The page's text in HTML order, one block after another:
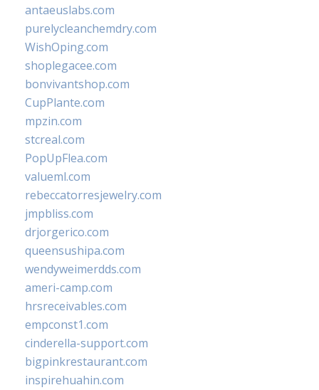
antaeuslabs.com
purelycleanchemdry.com
WishOping.com
shoplegacee.com
bonvivantshop.com
CupPlante.com
mpzin.com
stcreal.com
PopUpFlea.com
valueml.com
rebeccatorresjewelry.com
jmpbliss.com
drjorgerico.com
queensushipa.com
wendyweimerdds.com
ameri-camp.com
hrsreceivables.com
empconst1.com
cinderella-support.com
bigpinkrestaurant.com
inspirehuahin.com